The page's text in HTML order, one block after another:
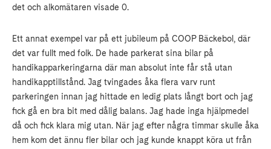
det och alkomätaren visade 0.
Ett annat exempel var på ett jubileum på COOP Bäckebol, där
det var fullt med folk. De hade parkerat sina bilar på
handikapparkeringarna där man absolut inte får stå utan
handikapptillstånd. Jag tvingades åka flera varv runt
parkeringen innan jag hittade en ledig plats långt bort och jag
fick gå en bra bit med dålig balans. Jag hade inga hjälpmedel
då och fick klara mig utan. När jag efter några timmar skulle åka
hem kom det ännu fler bilar och jag kunde knappt köra ut från